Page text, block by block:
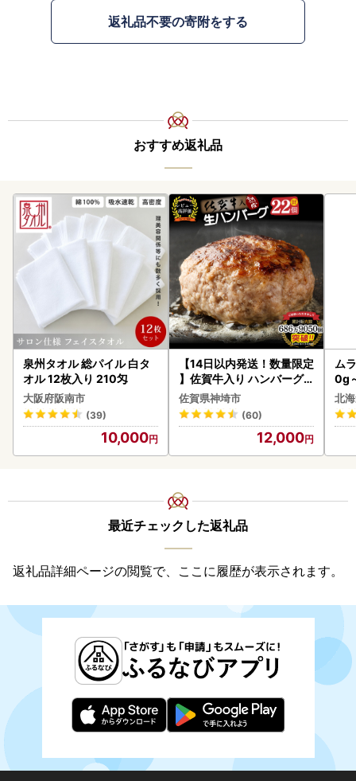
返礼品不要の寄附をする
おすすめ返礼品
泉州タオル 総パイル 白タ
オル 12枚入り 210匁
大阪府阪南市
(39)
10,000
【14日以内発送！数量限定
】佐賀牛入り ハンバーグ 2
2個 2.6kg(120g×22個)(H
083106)
佐賀県神埼市
(60)
12,000
ム
0g
北
最近チェックした返礼品
返礼品詳細ページの閲覧で、ここに履歴が表示されます。